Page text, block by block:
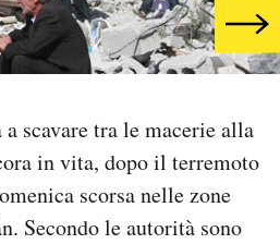
scavare tra le macerie alla
in vita, dopo il terremoto
scorsa nelle zone
Secondo le autorità sono